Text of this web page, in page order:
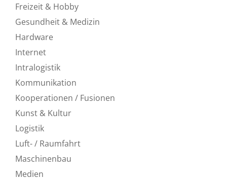
Freizeit & Hobby
Gesundheit & Medizin
Hardware
Internet
Intralogistik
Kommunikation
Kooperationen / Fusionen
Kunst & Kultur
Logistik
Luft- / Raumfahrt
Maschinenbau
Medien